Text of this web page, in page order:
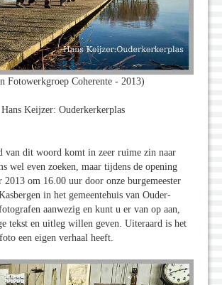
Fotowerkgroep Coherente - 2013)
Hans Keijzer: Ouderkerkerplas
van dit woord komt in zeer ruime zin naar
wel even zoeken, maar tijdens de opening
2013 om 16.00 uur door onze burgemeester
in het gemeentehuis van Ouder-
aanwezig en kunt u er van op aan,
tekst en uitleg willen geven. Uiteraard is het
een eigen verhaal heeft.